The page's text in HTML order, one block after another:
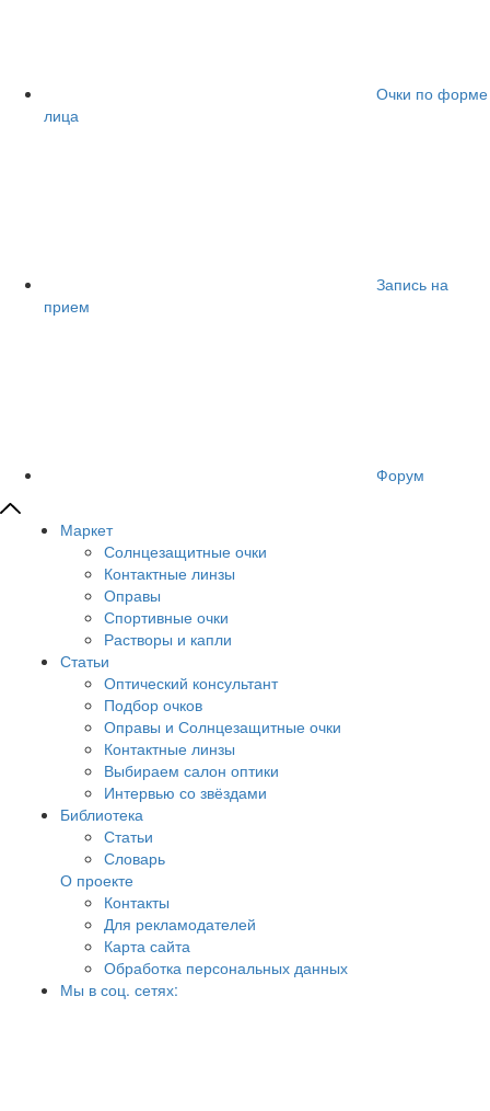
Очки по форме
лица
Запись на
прием
Форум
Маркет
Солнцезащитные очки
Контактные линзы
Оправы
Спортивные очки
Растворы и капли
Статьи
Оптический консультант
Подбор очков
Оправы и Солнцезащитные очки
Контактные линзы
Выбираем салон оптики
Интервью со звёздами
Библиотека
Статьи
Словарь
О проекте
Контакты
Для рекламодателей
Карта сайта
Обработка персональных данных
Мы в соц. сетях: